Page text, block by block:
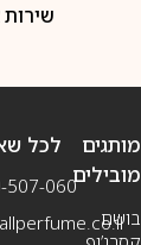
מותגים
מובילים
בושם
לכל
507-060